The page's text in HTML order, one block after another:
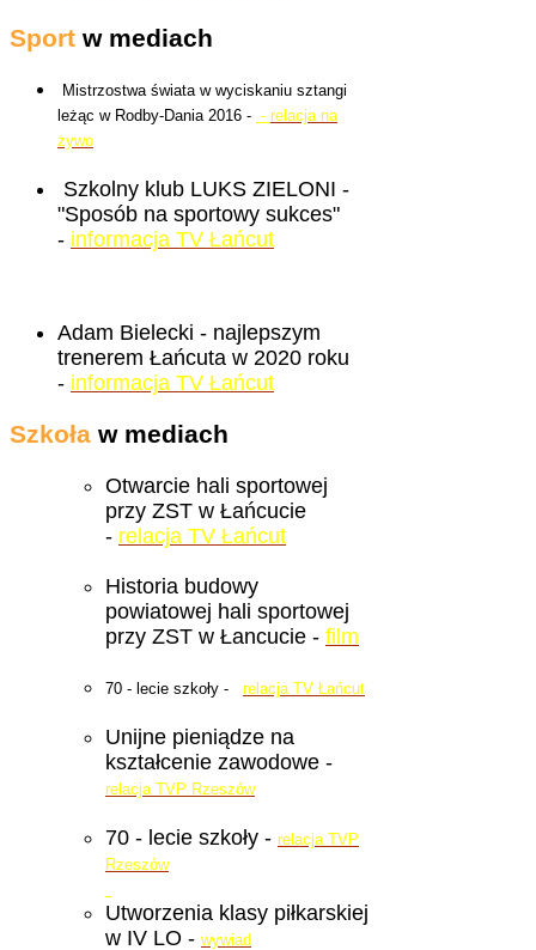
Sport w mediach
Mistrzostwa świata w wyciskaniu sztangi
leżąc w Rodby-Dania 2016 - - relacja na
żywo
Szkolny klub LUKS ZIELONI -
"Sposób na sportowy sukces"
- informacja TV Łańcut
Adam Bielecki - najlepszym
trenerem Łańcuta w 2020 roku
- informacja TV Łańcut
Szkoła w mediach
Otwarcie hali sportowej
przy ZST w Łańcucie
- relacja TV Łańcut
Historia budowy
powiatowej hali sportowej
przy ZST w Łancucie - film
70 - lecie szkoły - relacja TV Łańcut
Unijne pieniądze na
kształcenie zawodowe -
relacja TVP Rzeszów
70 - lecie szkoły - relacja TVP
Rzeszów
Utworzenia klasy piłkarskiej
w IV LO - wywiad